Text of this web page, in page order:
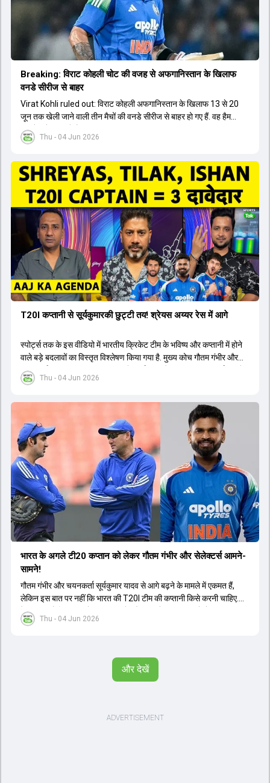
Thu - 04 Jun 2026
Breaking: विराट कोहली चोट की वजह से अफगान‍िस्तान के ख‍िलाफ
वनडे सीरीज से बाहर
Virat Kohli ruled out: विराट कोहली अफगान‍िस्तान के ख‍िलाफ 13 से 20
जून तक खेली जाने वाली तीन मैचों की वनडे सीरीज से बाहर हो गए हैं. वह हैमस्ट्रिंग
की चोट से जूझ रहे हैं.
Thu - 04 Jun 2026
T20I कप्तानी से सूर्यकुमारकी छुट्टी तय! श्रेयस अय्यर रेस में आगे
स्पोर्ट्स तक के इस वीडियो में भारतीय क्रिकेट टीम के भविष्य और कप्तानी में होने
वाले बड़े बदलावों का विस्तृत विश्लेषण किया गया है. मुख्य कोच गौतम गंभीर और
चयनकर्ता अजीत अगरकर 2027 वनडे वर्ल्ड कप और 2028 टी20 वर्ल्ड कप के
लिए दीर्घकालिक योजना बना रहे हैं. चर्चा के अनुसार, सूर्यकुमार यादव के स्थान पर
तिलक वर्मा और ईशान किशन उपकप्तानी की रेस में हैं. हार्दिक पंड्या की फिटनेस
चिंताओं के बीच नीतीश कुमार रेड्डी को उनके बैकअप के तौर पर तैयार किया जा
रहा है. वीडियो में वैभव सूर्यवंशी के डेब्यू, अभिषेक शर्मा और संजू सैमसन की ओपनिंग
भूमिका और टेस्ट क्रिकेट के भविष्य पर भी प्रकाश डाला गया है. इसके अतिरिक्त,
ईएसपीएन की 21वीं सदी के टॉप 25 क्रिकेटर्स की सूची, इम्पैक्ट प्लेयर रूल का
ऑलराउंडर्स पर प्रभाव और भारत-अफगानिस्तान टेस्ट मैच जैसे महत्वपूर्ण विषयों
पर तथ्यात्मक जानकारी साझा की गई है.
Thu - 04 Jun 2026
भारत के अगले टी20 कप्तान को लेकर गौतम गंभीर और सेलेक्टर्स आमने-
सामने!
गौतम गंभीर और चयनकर्ता सूर्यकुमार यादव से आगे बढ़ने के मामले में एकमत हैं,
लेकिन इस बात पर नहीं कि भारत की T20I टीम की कप्तानी किसे करनी चाहिए.
ऐसा लगता है कि गंभीर को नए कप्तान के तौर पर श्रेयस अय्यर को लेकर कुछ
शंकाएं हैं.
और देखें